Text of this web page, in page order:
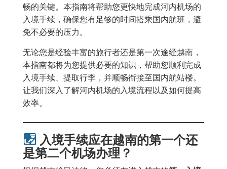
畅的关键。本指南将帮助您更快地完成河内机场的
入境手续，确保您有足够的时间搭乘国内航班，避
免不必要的压力。
无论您是经验丰富的旅行者还是第一次途经越南，
本指南都将为您提供必要的知识，帮助您顺利完成
入境手续、提取行李，并顺畅衔接至国内航站楼。
让我们深入了解河内机场的入境流程以及如何提高
效率。
入境手续应在越南的第一个还
是第二个机场办理？